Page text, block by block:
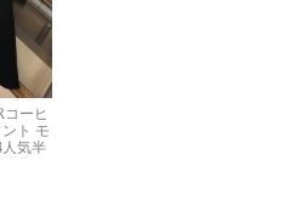
コーヒ
ト モ
人気半